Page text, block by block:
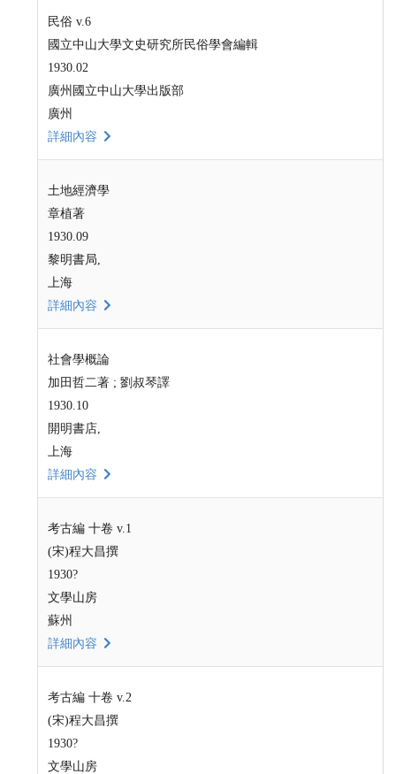
民俗 v.6
國立中山大學文史研究所民俗學會編輯
1930.02
廣州國立中山大學出版部
廣州
詳細內容
土地經濟學
章植著
1930.09
黎明書局,
上海
詳細內容
社會學概論
加田哲二著 ; 劉叔琴譯
1930.10
開明書店,
上海
詳細內容
考古編 十卷 v.1
(宋)程大昌撰
1930?
文學山房
蘇州
詳細內容
考古編 十卷 v.2
(宋)程大昌撰
1930?
文學山房